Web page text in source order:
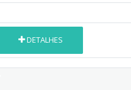
DETALHES